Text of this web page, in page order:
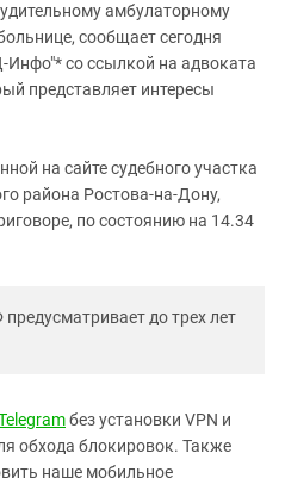
амбулаторному
сообщает сегодня
со ссылкой на адвоката
представляет интересы
на сайте судебного участка
района Ростова-на-Дону,
по состоянию на 14.34
до трех лет
без установки VPN и
обхода блокировок. Также
наше мобильное